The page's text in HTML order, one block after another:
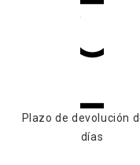
Plazo de devolución
días